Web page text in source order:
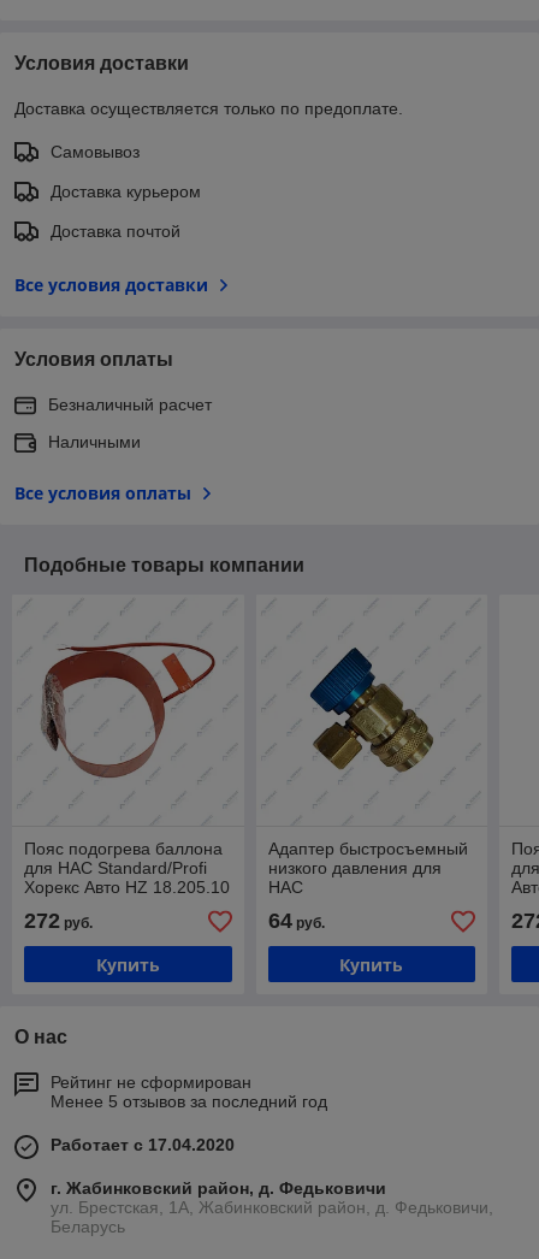
Условия доставки
Доставка осуществляется только по предоплате.
Самовывоз
Доставка курьером
Доставка почтой
Все условия доставки
Условия оплаты
Безналичный расчет
Наличными
Все условия оплаты
Подобные товары компании
Пояс подогрева баллона
для HAC Standard/Profi
Хорекс Авто HZ 18.205.10
272 руб.
Купить
Адаптер быстросъемный
низкого давления для
HAC
Хорекс Авто HZ 18.205.14
64руб.
Купить
О нас
Рейтинг не сформирован
Менее 5 отзывов за последний год
Работает с 17.04.2020
г. Жабинковский район, д. Федьковичи
ул. Брестская, 1А, Жабинковский район, д. Федьковичи,
Беларусь